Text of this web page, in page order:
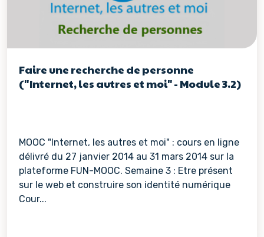
Faire une recherche de personne
("Internet, les autres et moi" - Module 3.2)
MOOC "Internet, les autres et moi" : cours en ligne
délivré du 27 janvier 2014 au 31 mars 2014 sur la
plateforme FUN-MOOC. Semaine 3 : Etre présent
sur le web et construire son identité numérique
Cour...